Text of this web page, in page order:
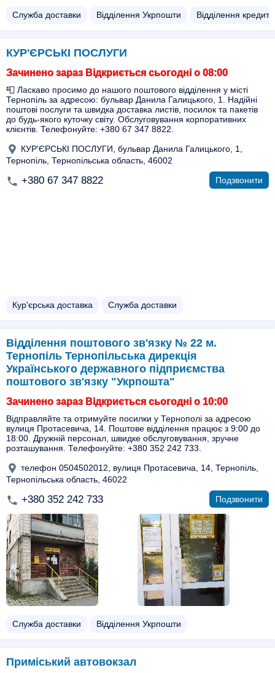
Служба доставки Відділення Укрпошти Відділення
КУР'ЄРСЬКІ ПОСЛУГИ
Зачинено зараз Відкриється сьогодні о 08:00
📮 Ласкаво просимо до нашого поштового відділення у місті
Тернопіль за адресою: бульвар Данила Галицького, 1. Надійні
поштові послуги та швидка доставка листів, посилок та пакетів
до будь-якого куточку світу. Обслуговування корпоративних
клієнтів. Телефонуйте: +380 67 347 8822.
КУР'ЄРСЬКІ ПОСЛУГИ, бульвар Данила Галицького, 1,
Тернопіль, Тернопільська область, 46002
+380 67 347 8822 Подзвонити
Кур'єрська доставка Служба доставки
Відділення поштового зв'язку № 22 м.
Тернопіль Тернопільська дирекція
Українського державного підприємства
поштового зв'язку "Укрпошта"
Зачинено зараз Відкриється сьогодні о 10:00
Відправляйте та отримуйте посилки у Тернополі за адресою
вулиця Протасевича, 14. Поштове відділення працює з 9:00 до
18:00. Дружній персонал, швидке обслуговування, зручне
розташування. Телефонуйте: +380 352 242 733.
телефон 0504502012, вулиця Протасевича, 14, Тернопіль,
Тернопільська область, 46022
+380 352 242 733 Подзвонити
Служба доставки Відділення Укрпошти
Приміський автовокзал